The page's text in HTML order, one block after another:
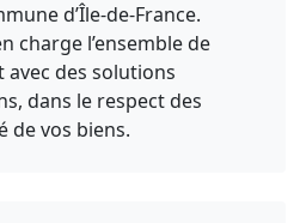
d’Île-de-France.
charge l’ensemble de
des solutions
dans le respect des
de vos biens.